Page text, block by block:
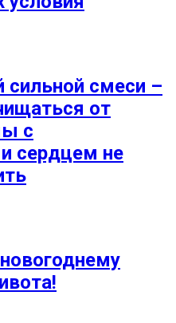
сильной смеси –
от
с
сердцем не